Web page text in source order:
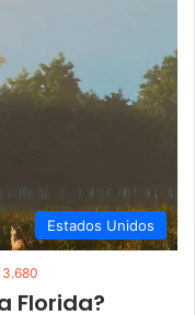
Estados Unidos
3.680
Florida?